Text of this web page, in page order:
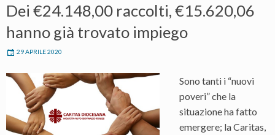
Dei €24.148,00 raccolti, €15.620,06
hanno già trovato impiego
29 APRILE 2020
Sono tanti i “nuovi
poveri” che la
situazione ha fatto
emergere; la Caritas,